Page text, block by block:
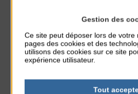
Concours de châteaux de sable
du 7 Août au 7 Août
Gestion des
Ce site peut déposer lors de votre
pages des cookies et des
utilisons des cookies sur ce site
expérience utilisateur.
Tout